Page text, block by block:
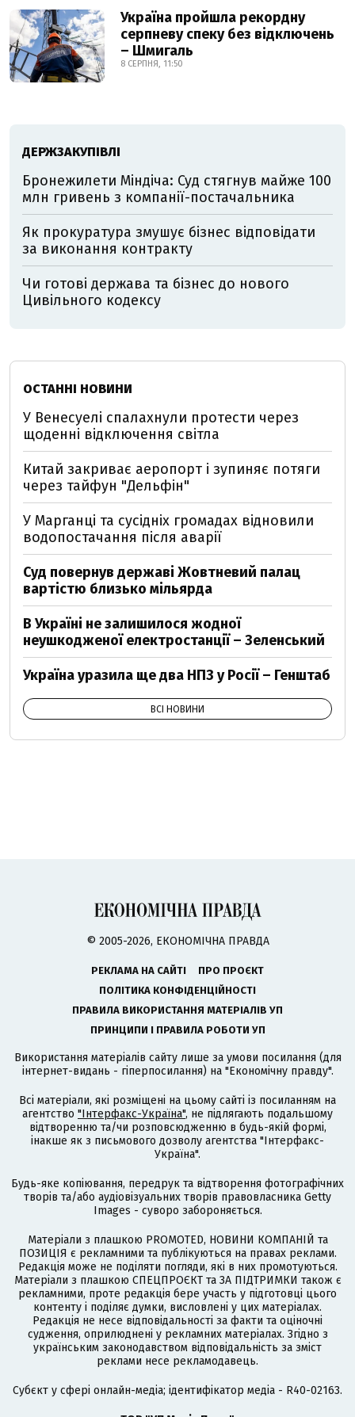
Україна пройшла рекордну
серпневу спеку без відключень
– Шмигаль
8 СЕРПНЯ, 11:50
ДЕРЖЗАКУПІВЛІ
Бронежилети Міндіча: Суд стягнув майже 100
млн гривень з компанії-постачальника
Як прокуратура змушує бізнес відповідати
за виконання контракту
Чи готові держава та бізнес до нового
Цивільного кодексу
ОСТАННІ НОВИНИ
У Венесуелі спалахнули протести через
щоденні відключення світла
Китай закриває аеропорт і зупиняє потяги
через тайфун "Дельфін"
У Марганці та сусідніх громадах відновили
водопостачання після аварії
Суд повернув державі Жовтневий палац
вартістю близько мільярда
В Україні не залишилося жодної
неушкодженої електростанції – Зеленський
Україна уразила ще два НПЗ у Росії – Генштаб
ВСІ НОВИНИ
© 2005-2026, ЕКОНОМІЧНА ПРАВДА
РЕКЛАМА НА САЙТІ
ПРО ПРОЄКТ
ПОЛІТИКА КОНФІДЕНЦІЙНОСТІ
ПРАВИЛА ВИКОРИСТАННЯ МАТЕРІАЛІВ УП
ПРИНЦИПИ І ПРАВИЛА РОБОТИ УП
Використання матеріалів сайту лише за умови посилання (для
інтернет-видань - гіперпосилання) на "Економічну правду".
Всі матеріали, які розміщені на цьому сайті із посиланням на
агентство "Інтерфакс-Україна", не підлягають подальшому
відтворенню та/чи розповсюдженню в будь-якій формі,
інакше як з письмового дозволу агентства "Інтерфакс-
Україна".
Будь-яке копіювання, передрук та відтворення фотографічних
творів та/або аудіовізуальних творів правовласника Getty
Images - суворо забороняється.
Матеріали з плашкою PROMOTED, НОВИНИ КОМПАНІЙ та
ПОЗИЦІЯ є рекламними та публікуються на правах реклами.
Редакція може не поділяти погляди, які в них промотуються.
Матеріали з плашкою СПЕЦПРОЄКТ та ЗА ПІДТРИМКИ також є
рекламними, проте редакція бере участь у підготовці цього
контенту і поділяє думки, висловлені у цих матеріалах.
Редакція не несе відповідальності за факти та оціночні
судження, оприлюднені у рекламних матеріалах. Згідно з
українським законодавством відповідальність за зміст
реклами несе рекламодавець.
Cубєкт у сфері онлайн-медіа; ідентифікатор медіа - R40-02163.